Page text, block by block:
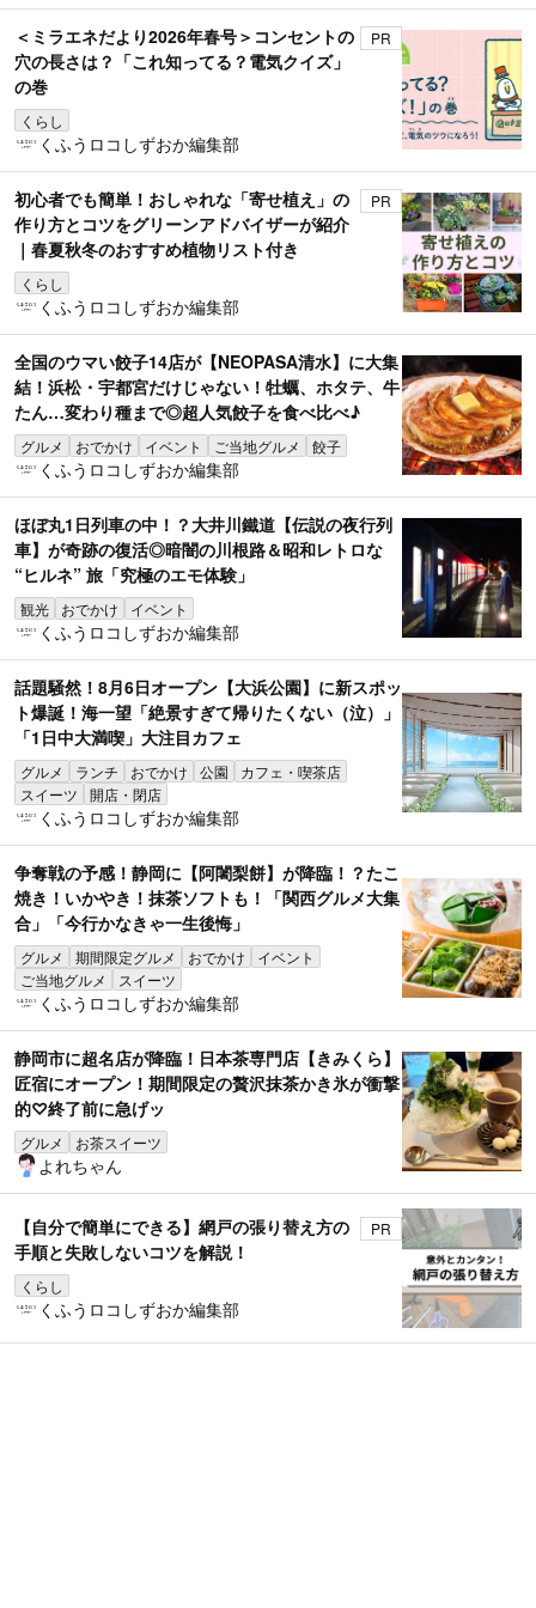
＜ミラエネだより2026年春号＞コンセントの
穴の長さは？「これ知ってる？電気クイズ」
の巻
くらし
PR
くふうロコしずおか編集部
初心者でも簡単！おしゃれな「寄せ植え」の
作り方とコツをグリーンアドバイザーが紹介
｜春夏秋冬のおすすめ植物リスト付き
くらし
PR
くふうロコしずおか編集部
全国のウマい餃子14店が【NEOPASA清水】に大集
結！浜松・宇都宮だけじゃない！牡蠣、ホタテ、牛
たん…変わり種まで◎超人気餃子を食べ比べ♪
グルメ おでかけ イベント ご当地グルメ 餃子
くふうロコしずおか編集部
ほぼ丸1日列車の中！？大井川鐵道【伝説の夜行列
車】が奇跡の復活◎暗闇の川根路＆昭和レトロな
“ヒルネ” 旅「究極のエモ体験」
観光 おでかけ イベント
くふうロコしずおか編集部
話題騒然！8月6日オープン【大浜公園】に新スポッ
ト爆誕！海一望「絶景すぎて帰りたくない（泣）」
「1日中大満喫」大注目カフェ
グルメ ランチ おでかけ 公園
カフェ・喫茶店
スイーツ
開店・閉店
くふうロコしずおか編集部
争奪戦の予感！静岡に【阿闍梨餅】が降臨！？たこ
焼き！いかやき！抹茶ソフトも！「関西グルメ大集
合」「今行かなきゃ一生後悔」
グルメ 期間限定グルメ おでかけ
イベント
ご当地グルメ
スイーツ
くふうロコしずおか編集部
静岡市に超名店が降臨！日本茶専門店【きみくら】
匠宿にオープン！期間限定の贅沢抹茶かき氷が衝撃
的♡終了前に急げッ
グルメ お茶スイーツ
よれちゃん
【自分で簡単にできる】網戸の張り替え方の
手順と失敗しないコツを解説！
くらし
PR
くふうロコしずおか編集部